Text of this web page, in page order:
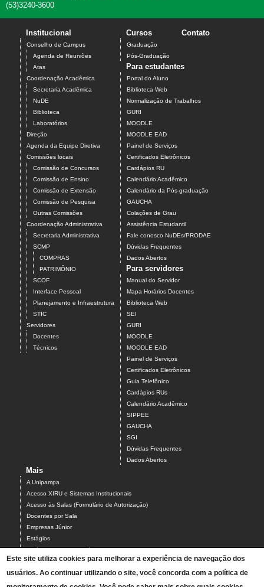
(53)3240-3600
Institucional
Conselho de Campus
Agenda de Reuniões
Atas
Coordenação Acadêmica
Secretaria Acadêmica
NuDE
Biblioteca
Laboratórios
Direção
Agenda da Equipe Diretiva
Comissões locais
Comissão de Concursos
Comissão de Ensino
Comissão de Extensão
Comissão de Pesquisa
Outras Comissões
Coordenação Administrativa
Secretaria Administrativa
SCMP
COMPRAS
PATRIMÔNIO
SCOF
Interface Pessoal
Planejamento e Infraestrutura
STIC
Servidores
Docentes
Técnicos
Cursos
Graduação
Pós-Graduação
Contato
Para estudantes
Portal do Aluno
Biblioteca Web
Normalização de Trabalhos
GURI
MOODLE
MOODLE EAD
Painel de Serviços
Certificados Eletrônicos
Cardápios RU
Calendário Acadêmico
Calendário da Pós-graduação
GAUCHA
Colações de Grau
Assistência Estudantil
Fale conosco NuDEs/PRODAE
Dúvidas Frequentes
Dados Abertos
Para servidores
Manual do Servidor
Mapa Horários Docentes
Biblioteca Web
SEI
GURI
MOODLE
MOODLE EAD
Painel de Serviços
Certificados Eletrônicos
Guia Telefônico
Cardápios RUs
Calendário Acadêmico
SIPPEE
GAUCHA
SGI
Dúvidas Frequentes
Dados Abertos
Mais
A Unipampa
Acesso XIRU e Sistemas Institucionais
Acesso às Salas (Formulário de Autorização)
Docentes por Sala
Empresas Júnior
Estágios
Estágios Campus Bagé
Organograma do Campus Bagé
Programa PARCEIROS DO CAMPUS BAGÉ
Este site utiliza cookies para melhorar a experiência de navegação dos
usuários. Ao continuar utilizando o site, você concorda com a política de